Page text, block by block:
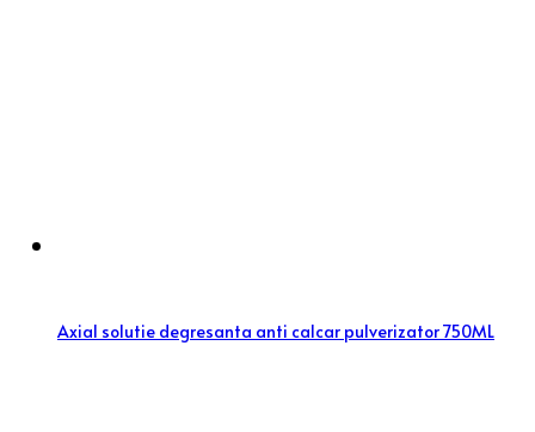
Axial solutie degresanta anti calcar pulverizator 750ML